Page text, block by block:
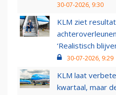
30-07-2026, 9:30
KLM ziet
‘Realistisch
30-07-2026, 9:29
KLM laat
kwartaal, maar